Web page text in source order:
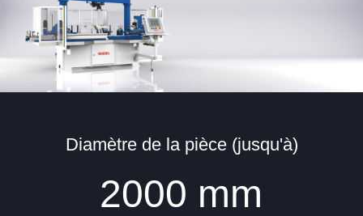
Diamètre de la pièce (jusqu'à)
2000 mm